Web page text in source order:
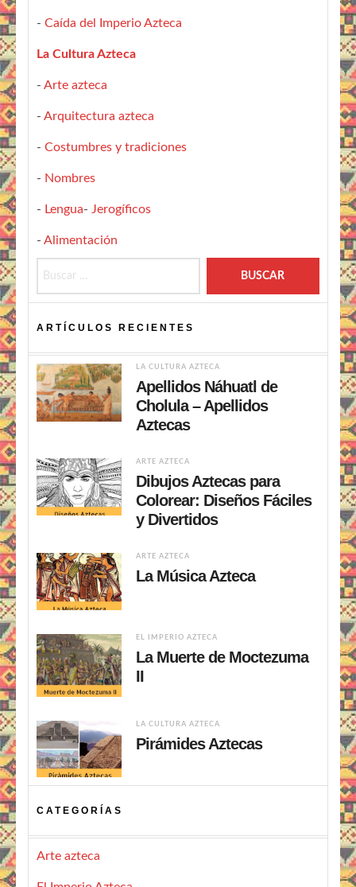
- Caída del Imperio Azteca
La Cultura Azteca
- Arte azteca
- Arquitectura azteca
- Costumbres y tradiciones
- Nombres
- Lengua- Jerogíficos
- Alimentación
ARTÍCULOS RECIENTES
LA CULTURA AZTECA
Apellidos Náhuatl de
Cholula – Apellidos
Aztecas
ARTE AZTECA
Dibujos Aztecas para
Colorear: Diseños Fáciles
y Divertidos
ARTE AZTECA
La Música Azteca
EL IMPERIO AZTECA
La Muerte de Moctezuma
II
LA CULTURA AZTECA
Pirámides Aztecas
CATEGORÍAS
Arte azteca